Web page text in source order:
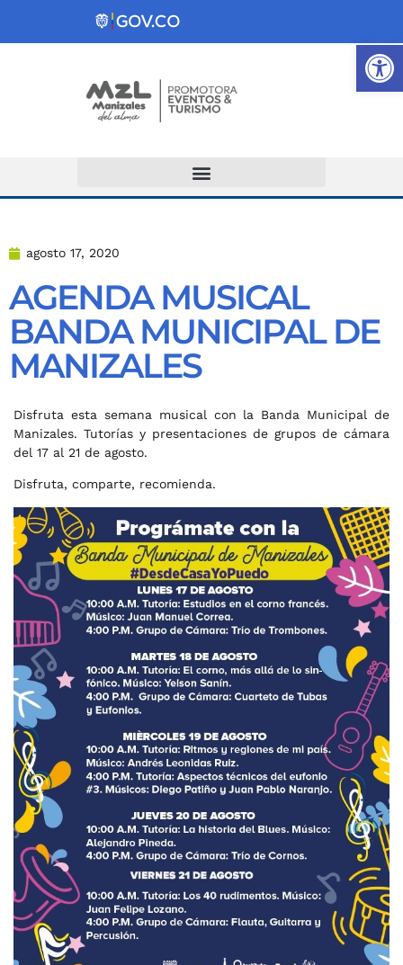
agosto 17, 2020
AGENDA MUSICAL
BANDA MUNICIPAL DE
MANIZALES
Disfruta esta semana musical con la Banda Municipal de
Manizales. Tutorías y presentaciones de grupos de cámara
del 17 al 21 de agosto.
Disfruta, comparte, recomienda.